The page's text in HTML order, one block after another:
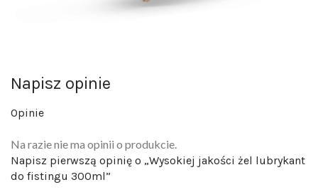
Napisz opinie
Opinie
Na razie nie ma opinii o produkcie.
Napisz pierwszą opinię o „Wysokiej jakości żel lubrykant
do fistingu 300ml”